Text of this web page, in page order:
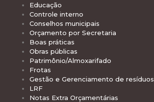
Educação
Controle interno
Conselhos municipais
Orçamento por Secretaria
Boas práticas
Obras públicas
Patrimônio/Almoxarifado
Frotas
Gestão e Gerenciamento de resíduos
LRF
Notas Extra Orçamentárias